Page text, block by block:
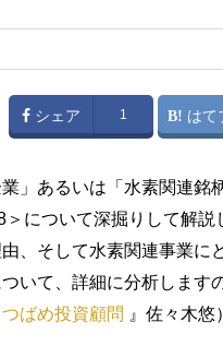
シェア 1 はて
」あるいは「水素関連銘
＞について深掘りして解
、そして水素関連事業
いて、詳細に分析します
ばめ投資顧問 』佐々木悠